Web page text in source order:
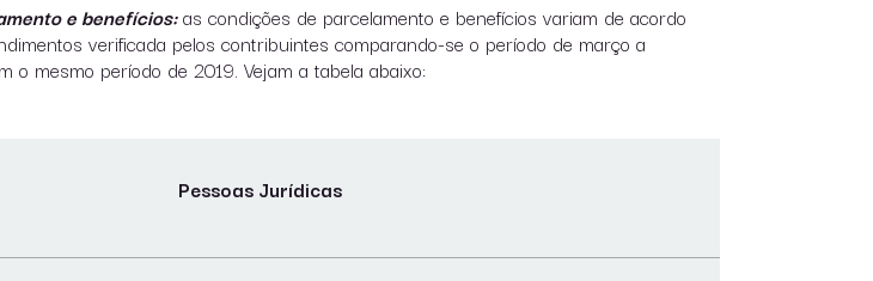
e benefícios:as condições de parcelamento e benefícios variam de acordo
verificada pelos contribuintes comparando-se o período de março a
o mesmo período de 2019. Vejam a tabela abaixo:
Pessoas Jurídicas